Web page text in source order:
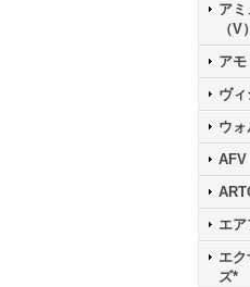
ア
（V）
アモ
ヴ
ウ
エ
エ
ズ*